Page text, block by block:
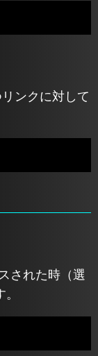
ンクに対して
された時（選